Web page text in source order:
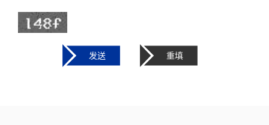
发送 重填